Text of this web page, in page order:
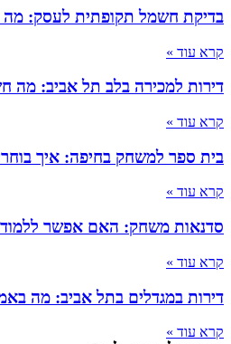
בדיקת חשמל תקופתית לעסק: מה
קרא עוד »
דירות למכירה בלב תל אביב: מה
קרא עוד »
בית ספר למשחק בחיפה: איך
קרא עוד »
סדנאות משחק: האם אפשר ללמוד
קרא עוד »
דירות במגדלים בתל אביב: מה
קרא עוד »